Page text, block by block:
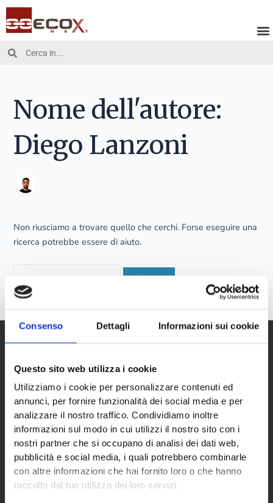
Consenso Dettagli Informazioni sui cookie
Questo sito web utilizza i cookie
Utilizziamo i cookie per personalizzare contenuti ed
annunci, per fornire funzionalità dei social media e per
analizzare il nostro traffico. Condividiamo inoltre
informazioni sul modo in cui utilizzi il nostro sito con i
nostri partner che si occupano di analisi dei dati web,
pubblicità e social media, i quali potrebbero combinarle
con altre informazioni che hai fornito loro o che hanno
raccolto dal tuo utilizzo dei loro servizi.
Vai
al
contenuto
Cerca Cerca
Nome dell'autore:
Diego Lanzoni
Non riusciamo a trovare quello che cerchi. Forse eseguire una
ricerca potrebbe essere di aiuto.
Cerca:
ECO NEXT S.p.A.